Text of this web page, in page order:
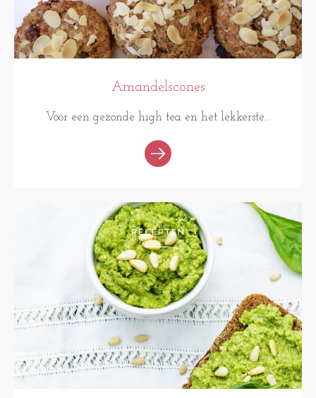
Amandelscones
Voor een gezonde high tea en het lekkerste...
RECEPTEN